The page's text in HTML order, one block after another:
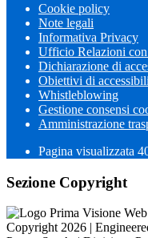
Cookie policy
Note legali
Informativa Privacy
Ufficio Relazioni
Dichiarazione di
Obiettivi di
Whistleblowing
Gestione consensi
Amministrazione
Pagina visualizzata
Sezione Copyright
Copyright 2026 |